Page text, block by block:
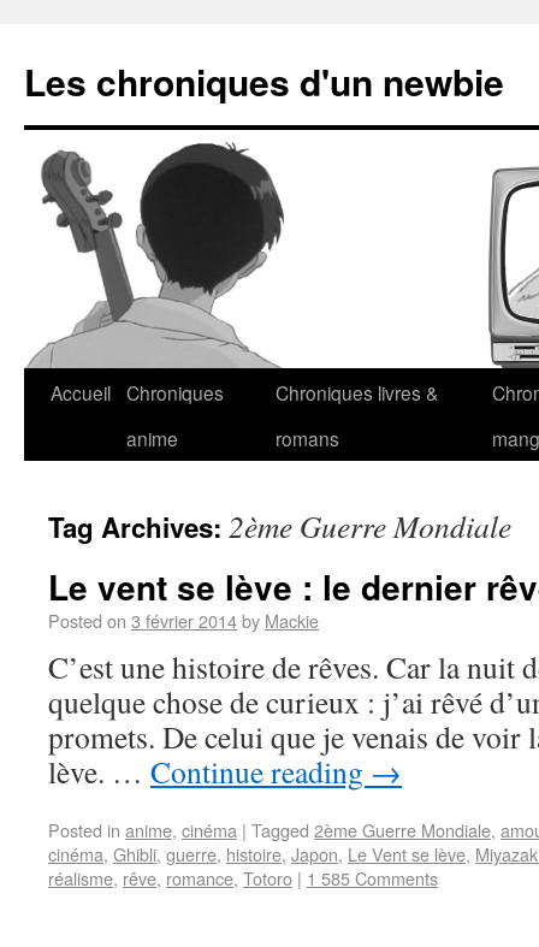
Les chroniques d'un newbie
Accueil Chroniques
anime
Chroniques livres &
romans
Tag Archives: 2ème Guerre Mondiale
Le vent se lève : le dernier
Posted on 3 février 2014by Mackie
C’est une histoire de rêves. Car la nuit
quelque chose de curieux : j’ai rêvé
promets. De celui que je venais de voir
lève. … Continue reading →
Posted in anime, cinéma | Tagged 2ème Guerre Mondiale,
cinéma, Ghibli, guerre, histoire, Japon, Le Vent se lève,
réalisme, rêve, romance, Totoro | 1 585 Comments